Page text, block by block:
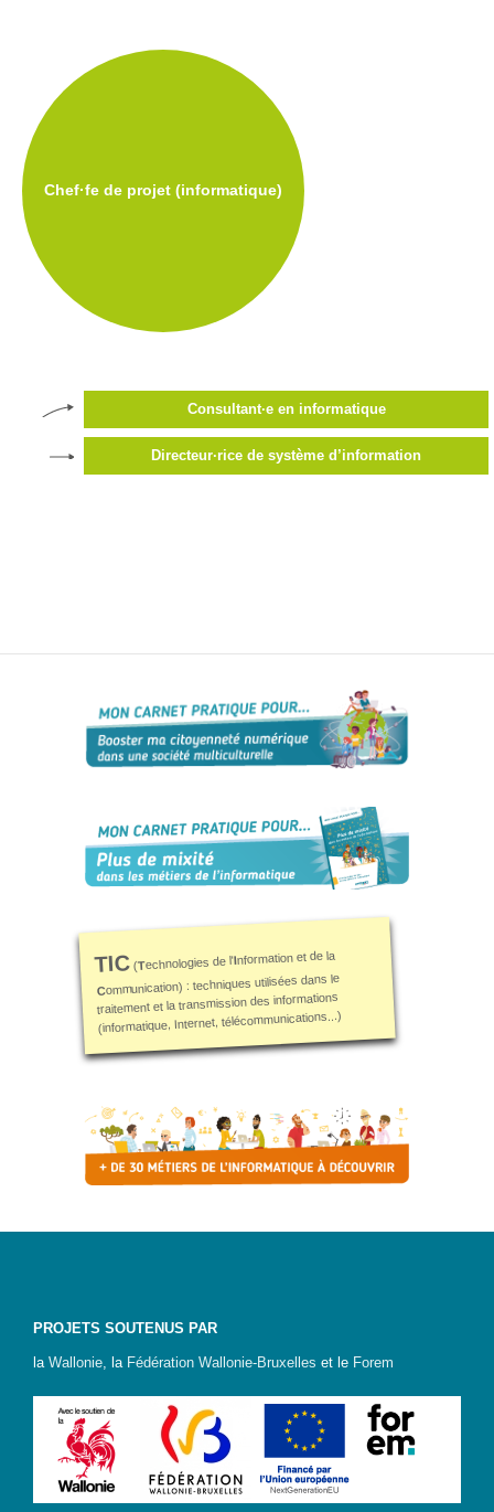
Chef·fe de projet (informatique)
Consultant·e en informatique
Directeur·rice de système d’information
TIC(Technologies de l'Information et de la
Communication) : techniques utilisées dans le
traitement et la transmission des informations
(informatique, Internet, télécommunications...)
PROJETS SOUTENUS PAR
la Wallonie, la Fédération Wallonie-Bruxelles et le Forem